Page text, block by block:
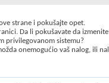
strane i pokušajte opet.
Da li pokušavate da
privilegovanom sistemu?
onemogućio vaš nalog, ili